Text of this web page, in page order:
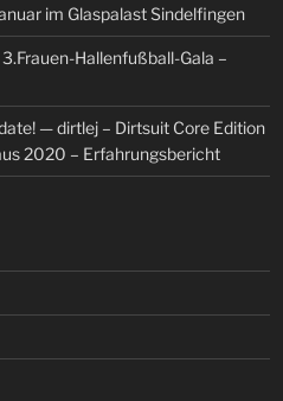
im Glaspalast Sindelfingen
3.Frauen-Hallenfußball-Gala –
— dirtlej – Dirtsuit Core Edition
2020 – Erfahrungsbericht